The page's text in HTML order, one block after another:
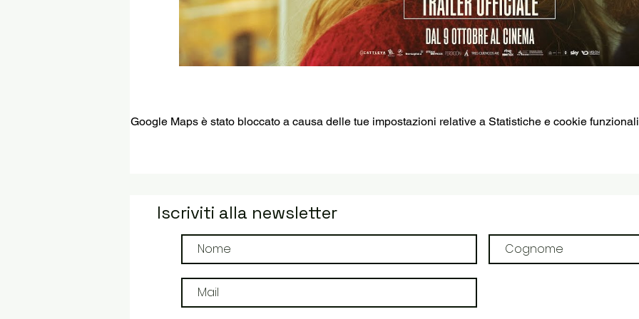
Google Maps è stato bloccato a causa delle tue impostazioni relative a Statistiche e cookie
Iscriviti alla newsletter